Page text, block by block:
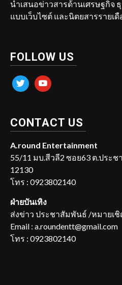
นำเสนอข่าวสารด้านเศรษฐกิจ
แบบเว็บไซต์ และนิตยสารรายเ
FOLLOW US
twitter youtube
CONTACT US
A.round Entertainment
55/11 มบ.สีวลี2 ซอย63 ต.ประ
12130
โทร : 0923802140
ฝ่ายบันเทิง
ส่งข่าว ประชาสัมพันธ์ /หมายเ
Email : a.roundentt@gmail.com
โทร : 0923802140